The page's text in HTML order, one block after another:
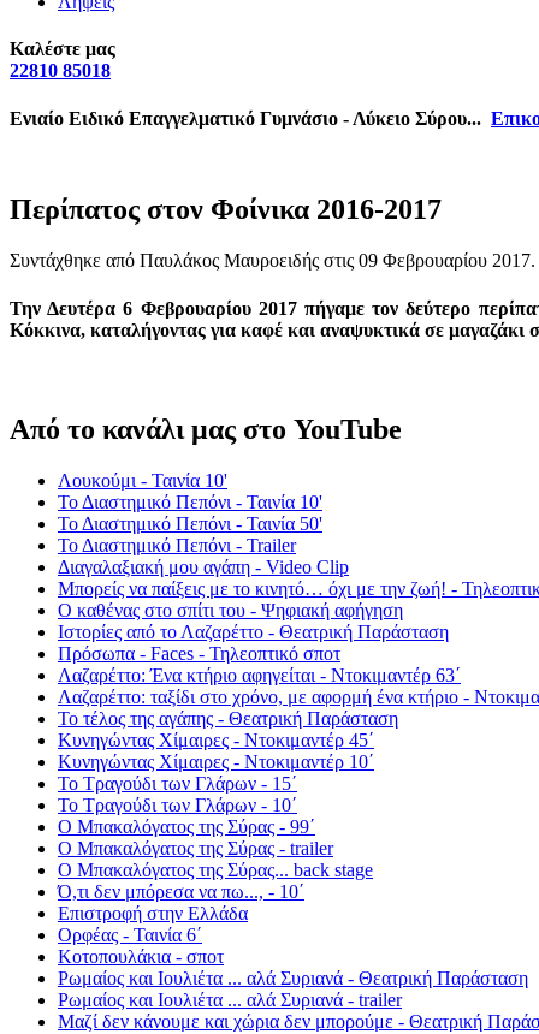
Καλέστε μας
22810 85018
Ενιαίο Ειδικό Επαγγελματικό Γυμνάσιο - Λύκειο Σύρου...
Περίπατος στον Φοίνικα 2016-2017
Συντάχθηκε από Παυλάκος Μαυροειδής στις 09 Φεβρουαρίου 2017
Την Δευτέρα 6 Φεβρουαρίου 2017 πήγαμε τον δεύτερο
Κόκκινα, καταλήγοντας για καφέ και αναψυκτικά σε μαγαζάκι
Από το κανάλι μας στο YouTube
Λουκούμι - Ταινία 10'
Το Διαστημικό Πεπόνι - Ταινία 10'
Το Διαστημικό Πεπόνι - Ταινία 50'
Το Διαστημικό Πεπόνι - Trailer
Διαγαλαξιακή μου αγάπη - Video Clip
Μπορείς να παίξεις με το κινητό… όχι με την ζωή! -
Ο καθένας στο σπίτι του - Ψηφιακή αφήγηση
Ιστορίες από το Λαζαρέττο - Θεατρική Παράσταση
Πρόσωπα - Faces - Τηλεοπτικό σποτ
Λαζαρέττο: Ένα κτήριο αφηγείται - Ντοκιμαντέρ 63΄
Λαζαρέττο: ταξίδι στο χρόνο, με αφορμή ένα κτήριο -
Το τέλος της αγάπης - Θεατρική Παράσταση
Κυνηγώντας Χίμαιρες - Ντοκιμαντέρ 45΄
Κυνηγώντας Χίμαιρες - Ντοκιμαντέρ 10΄
Το Τραγούδι των Γλάρων - 15΄
Το Τραγούδι των Γλάρων - 10΄
Ο Μπακαλόγατος της Σύρας - 99΄
Ο Μπακαλόγατος της Σύρας - trailer
Ο Μπακαλόγατος της Σύρας... back stage
Ό,τι δεν μπόρεσα να πω..., - 10΄
Επιστροφή στην Ελλάδα
Ορφέας - Ταινία 6΄
Κοτοπουλάκια - σποτ
Ρωμαίος και Ιουλιέτα ... αλά Συριανά - Θεατρική Παράσταση
Ρωμαίος και Ιουλιέτα ... αλά Συριανά - trailer
Μαζί δεν κάνουμε και χώρια δεν μπορούμε - Θεατρική